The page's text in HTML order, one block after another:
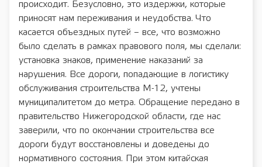
происходит. Безусловно, это издержки, которые
приносят нам переживания и неудобства. Что
касается объездных путей – все, что возможно
было сделать в рамках правового поля, мы сделали:
установка знаков, применение наказаний за
нарушения. Все дороги, попадающие в логистику
обслуживания строительства М-12, учтены
муниципалитетом до метра. Обращение передано в
правительство Нижегородской области, где нас
заверили, что по окончании строительства все
дороги будут восстановлены и доведены до
нормативного состояния. При этом китайская